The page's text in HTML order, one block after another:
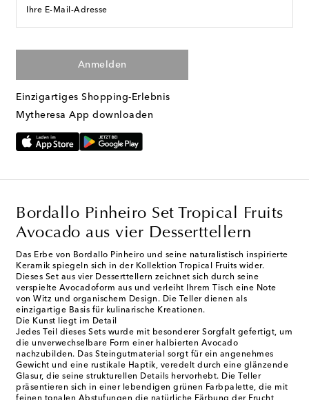
Ihre E-Mail-Adresse
Anmelden
Einzigartiges Shopping-Erlebnis
Mytheresa App downloaden
Bordallo Pinheiro Set Tropical Fruits
Avocado aus vier Desserttellern
Das Erbe von Bordallo Pinheiro und seine naturalistisch inspirierte
Keramik spiegeln sich in der Kollektion Tropical Fruits wider.
Dieses Set aus vier Desserttellern zeichnet sich durch seine
verspielte Avocadoform aus und verleiht Ihrem Tisch eine Note
von Witz und organischem Design. Die Teller dienen als
einzigartige Basis für kulinarische Kreationen.
Die Kunst liegt im Detail
Jedes Teil dieses Sets wurde mit besonderer Sorgfalt gefertigt, um
die unverwechselbare Form einer halbierten Avocado
nachzubilden. Das Steingutmaterial sorgt für ein angenehmes
Gewicht und eine rustikale Haptik, veredelt durch eine glänzende
Glasur, die seine strukturellen Details hervorhebt. Die Teller
präsentieren sich in einer lebendigen grünen Farbpalette, die mit